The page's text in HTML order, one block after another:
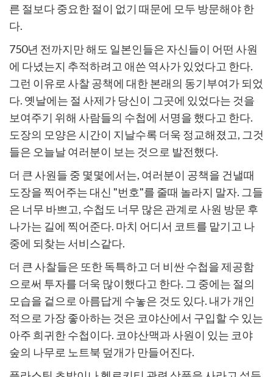
른 절보다 중요한 절이 없기 때문에 모두 방문해야 한
다.
750년 전까지만 해도 일본인들은 자신들이 어떤 사원
에 다녔는지 추적하려고 애쓴 역사가 있었다고 한다.
그런 이유로 사찰 공책에 대한 본래의 동기부여가 되었
다. 옛날에는 절 사제가 당신이 그곳에 있었다는 것을
보여주기 위해 사람들의 수첩에 서명을 했다고 한다.
도장의 모양은 시간이 지날수록 더욱 정교해졌고, 그것
들은 오늘날 여러분이 보는 것으로 발전했다.
더 큰 사원들 중 몇몇에서는, 여러분이 공책을 건낼때
도장을 찍어주는 대신 "번호"를 줄때 놀라지 말자. 그들
은 너무 바쁘고, 수첩도 너무 많은 관계로 사원 방문 후
나가는 길에 찍어준다. 마치 어디서 코트를 맡기고 나
중에 되찾는 서비스같다.
더 큰 사찰들은 또한 독특하고 더 비싼 수첩을 제공함
으로써 투자를 더욱 많이했다고 한다. 그 중에는 절의
모습을 겉으로 아름답게 수놓은 것도 있다. 내가 개인
적으로 가장 좋아하는 것은 코야산에서 구입할 수 있는
아주 희귀한 수첩이다. 코야산맥과 사원이 있는 코야
숲의 나무로 노트북 덮개가 만들어진다.